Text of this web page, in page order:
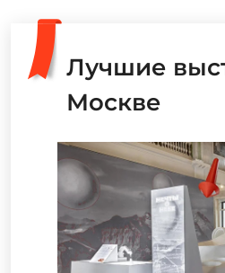
Лучшие
Москве